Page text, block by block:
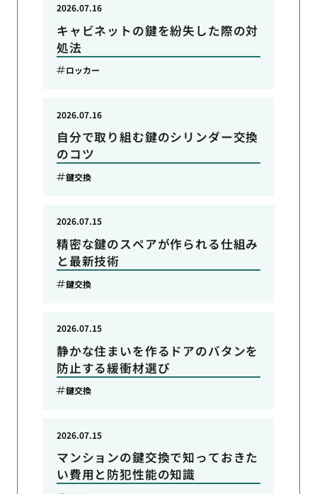
キャビネットの鍵を紛失した際の対
処法
2026.07.16
ロッカー
自分で取り組む鍵のシリンダー交換
のコツ
2026.07.16
鍵交換
精密な鍵のスペアが作られる仕組み
と最新技術
2026.07.15
鍵交換
静かな住まいを作るドアのバタンを
防止する緩衝材選び
2026.07.15
鍵交換
マンションの鍵交換で知っておきた
い費用と防犯性能の知識
2026.07.15